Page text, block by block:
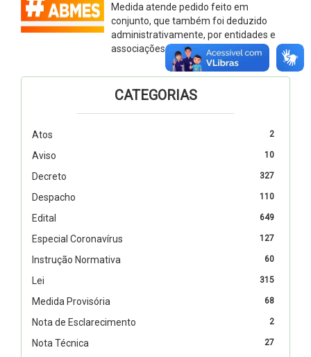
Medida atende pedido feito em
conjunto, que também foi deduzido
administrativamente, por entidades e
associações
CATEGORIAS
2
Atos
10
Aviso
327
Decreto
110
Despacho
649
Edital
127
Especial Coronavírus
60
Instrução Normativa
315
Lei
68
Medida Provisória
2
Nota de Esclarecimento
27
Nota Técnica